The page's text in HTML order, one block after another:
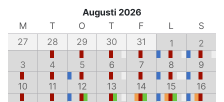
Augusti 2026
M
T O T F L
S
27
28 29 30 31 1 2
3 4 5 6 7 8 9
10 11 12 13 14 15 16